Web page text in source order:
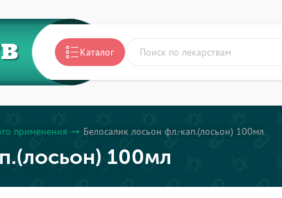
Каталог
применения arrow_right_alt Белосалик лосьон фл.-кап.(лосьон) 100мл
100мл